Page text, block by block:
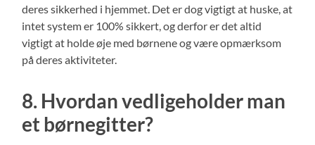
deres sikkerhed i hjemmet. Det er dog vigtigt at huske, at
intet system er 100% sikkert, og derfor er det altid
vigtigt at holde øje med børnene og være opmærksom
på deres aktiviteter.
8. Hvordan vedligeholder man
et børnegitter?